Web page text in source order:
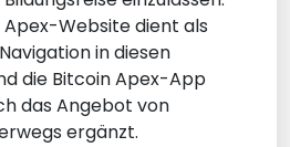
Apex-Website dient als
in diesen
die Bitcoin Apex-App
das Angebot von
ergänzt.